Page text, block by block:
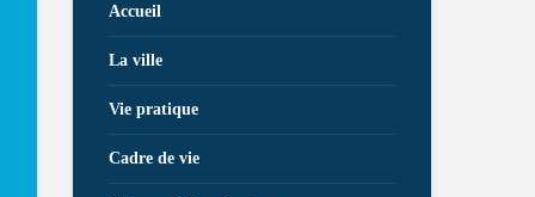
Accueil
La ville
Vie pratique
Cadre de vie